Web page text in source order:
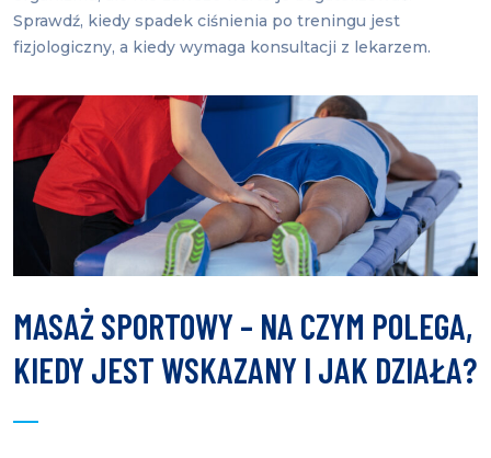
Sprawdź, kiedy spadek ciśnienia po treningu jest
fizjologiczny, a kiedy wymaga konsultacji z lekarzem.
MASAŻ SPORTOWY – NA CZYM POLEGA,
KIEDY JEST WSKAZANY I JAK DZIAŁA?